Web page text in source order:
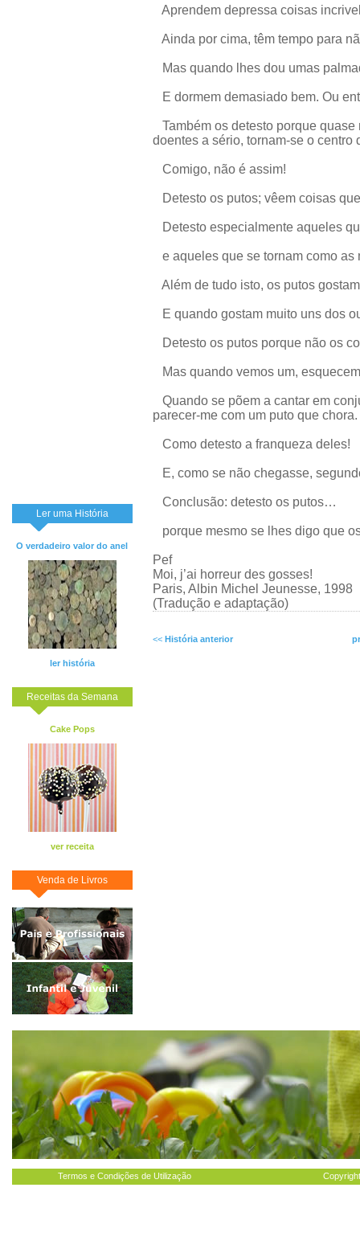
Ler uma História
O verdadeiro valor do anel
ler história
Receitas da Semana
Cake Pops
ver receita
Venda de Livros
Aprendem depressa coisas
Ainda por cima, têm tempo para
Mas quando lhes dou umas
E dormem demasiado bem. Ou
Também os detesto porque
doentes a sério, tornam-se o centro
Comigo, não é assim!
Detesto os putos; vêem coisas
Detesto especialmente aqueles
e aqueles que se tornam como as
Além de tudo isto, os putos
E quando gostam muito uns dos
Detesto os putos porque não os
Mas quando vemos um,
Quando se põem a cantar em
parecer-me com um puto que chora.
Como detesto a franqueza deles!
E, como se não chegasse,
Conclusão: detesto os putos…
porque mesmo se lhes digo que
Pef
Moi, j’ai horreur des gosses!
Paris, Albin Michel Jeunesse, 1998
(Tradução e adaptação)
<< História anterior
Termos e Condições de Utilização